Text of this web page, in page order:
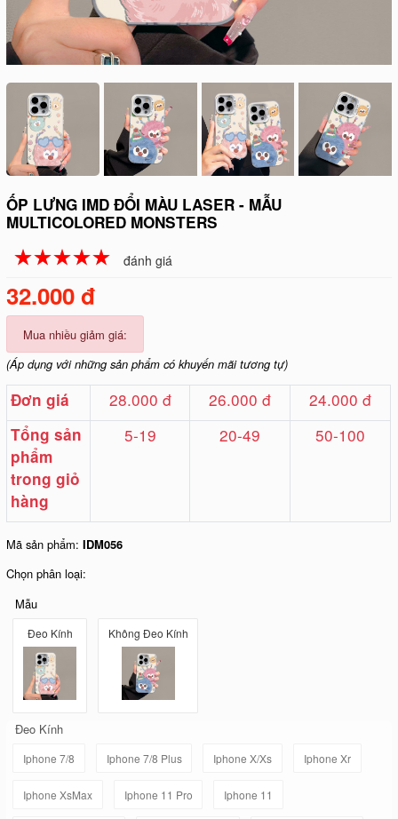
ỐP LƯNG IMD ĐỔI MÀU LASER - MẪU
MULTICOLORED MONSTERS
☆☆☆☆☆
★★★★★ đánh giá
32.000 đ
Mua nhiều giảm giá:
(Áp dụng với những sản phẩm có khuyến mãi tương tự)
Đơn giá 28.000 đ 26.000 đ 24.000 đ
Tổng sản
phẩm
trong giỏ
hàng
5-19 20-49 50-100
Mã sản phẩm:IDM056
Chọn phân loại:
Mẫu
Đeo Kính Không Đeo Kính
Đeo Kính
Iphone 7/8 Iphone 7/8 Plus Iphone X/Xs Iphone Xr
Iphone XsMax Iphone 11 Pro Iphone 11